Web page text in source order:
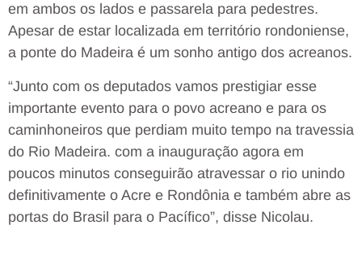
em ambos os lados e passarela para pedestres.
Apesar de estar localizada em território rondoniense,
a ponte do Madeira é um sonho antigo dos acreanos.
“Junto com os deputados vamos prestigiar esse
importante evento para o povo acreano e para os
caminhoneiros que perdiam muito tempo na travessia
do Rio Madeira. com a inauguração agora em
poucos minutos conseguirão atravessar o rio unindo
definitivamente o Acre e Rondônia e também abre as
portas do Brasil para o Pacífico”, disse Nicolau.